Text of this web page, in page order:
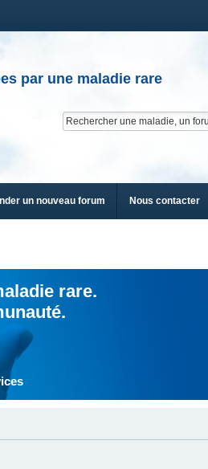
par une maladie rare
un nouveau forum Nous contacter
rare.